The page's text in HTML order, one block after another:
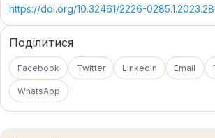
https://doi.org/10.32461/2226-
Поділитися
Facebook Twitter LinkedIn Email
WhatsApp